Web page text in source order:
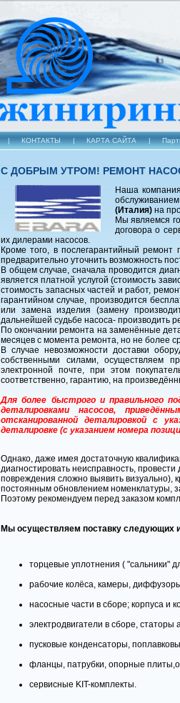
| КОНТАКТЫ | КАРТА САЙТА |
С ДОБРЫМ УТРОМ! РЕМОНТ
Наша
(Италия) на
Мы являемся
договора о
их дилерами насосов.
Кроме того, в послегарантийный
предварительно уточнить возможность
В общем случае, сначала проводится
является платной услугой (стоимость
стоимость запасных частей и работ,
гарантийном случае, производится
или замена изделия (замену
дальнейшей судьбе насоса- производить
По окончании ремонта на заменённые
месяцев с момента ремонта, но не более
В случае невозможности доставки
собственными силами, осуществляем
электронной почте, при этом
соответственно, гарантию, на
Для более быстрого и правильного
деталировками насосов,
отсканированной деталировкой с
деталировке (с указанием номера
Однако, даже имея достаточную
диагностировать неисправность,
повреждения сложно выявить визуально),
постоянным обновлением номенклатуры,
Поэтому рекомендуем перед заказом
Мы осуществляем поставку следующих
торцевые уплотнения ( "сальники"
рабочие колёса, камеры,
насосные части в сборе; корпуса и
электродвигатели в сборе,
пусковые конденсаторы,
фланцы, патрубки, опорные
сервисные KIT-комплекты.